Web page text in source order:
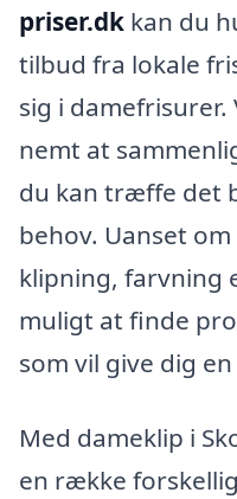
priser.dk kan du
tilbud fra lokale
sig i
nemt at
du kan træffe det
behov. Uanset
klipning, farvning
muligt at finde
som vil give dig
Med dameklip i
en række